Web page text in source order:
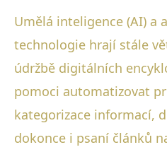
Umělá inteligence (AI) a
technologie hrají stále
údržbě digitálních
pomoci automatizovat
kategorizace informací,
dokonce i psaní článků